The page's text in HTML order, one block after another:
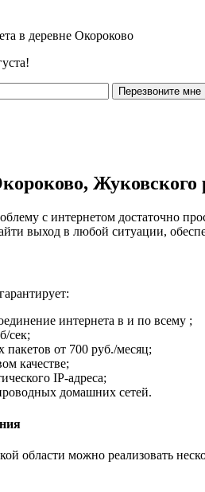
в деревне Окороково
Перезвоните мне
Жуковского
с интернетом достаточно
выход в любой ситуации,
интернета в и по всему ;
сек;
от 700 руб./месяц;
качестве;
IP-адреса;
домашних сетей.
области можно реализовать